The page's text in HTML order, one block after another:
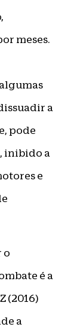
meses.
a
pode
inibido a
e
o
é a
(2016)
a